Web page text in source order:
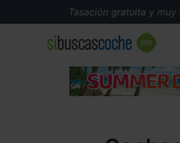
Tasación gratuita y muy